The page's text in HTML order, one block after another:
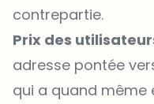
contrepartie.
Prix ​​des
adresse pontée
qui a quand